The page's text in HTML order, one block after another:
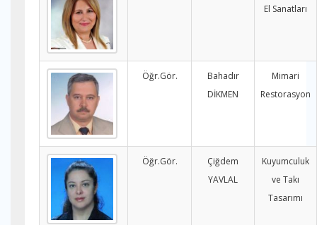
El Sanatları
Öğr.Gör.
Bahadır
DİKMEN
Mimari
Restorasyon
Öğr.Gör.
Çiğdem
YAVLAL
Kuyumculuk
ve Takı
Tasarımı